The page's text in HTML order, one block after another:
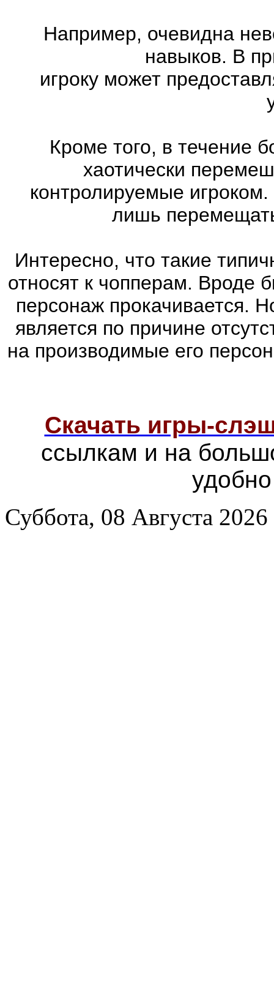
Например, очевидна
навыков. В
игроку может
Кроме того, в течение
хаотически
контролируемые
лишь
Интересно, что такие
относят к чопперам. Вроде
персонаж прокачивается.
является по причине
на производимые его
Скачать игры-
ссылкам и на
Суббота, 08 Августа 2026